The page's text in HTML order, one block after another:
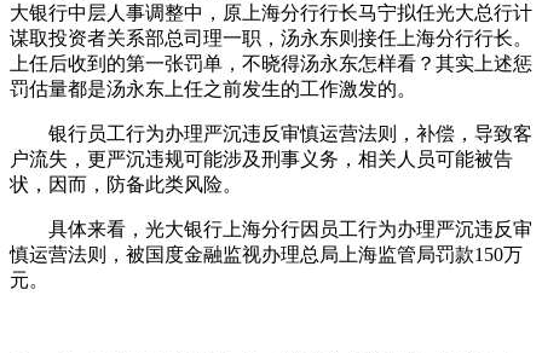
大银行中层人事调整中，原上海分行行长马宁拟任光大总行计
谋取投资者关系部总司理一职，汤永东则接任上海分行行长。
上任后收到的第一张罚单，不晓得汤永东怎样看？其实上述惩
罚估量都是汤永东上任之前发生的工作激发的。
银行员工行为办理严沉违反审慎运营法则，补偿，导致客
户流失，更严沉违规可能涉及刑事义务，相关人员可能被告
状，因而，防备此类风险。
具体来看，光大银行上海分行因员工行为办理严沉违反审
慎运营法则，被国度金融监视办理总局上海监管局罚款150万
元。